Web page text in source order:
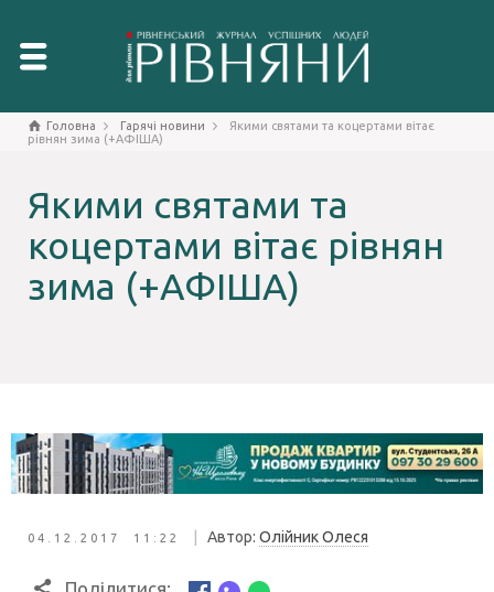
Головна Гарячі новини
Якими святами та коцертами вітає
рівнян зима (+АФІША)
Якими святами та
коцертами вітає рівнян
зима (+АФІША)
04.12.2017 11:22 Автор: Олійник Олеся